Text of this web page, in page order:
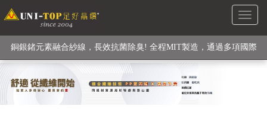
Toggle
級高性能纖維素材), 機能貼身衣物No. 1
銅銀鍺元素融合紗線，長效抗菌除臭! 全程MIT製造，通過多項國際
檢驗
【快來點我】H型銅銀纖維長效PP能量護膝! 支撐. 包覆感. 超透氣.